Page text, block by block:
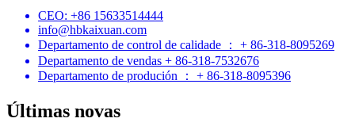
CEO: +86 15633514444
info@hbkaixuan.com
Departamento de control de calidade ： + 86-318-8095269
Departamento de vendas + 86-318-7532676
Departamento de produción ： + 86-318-8095396
Últimas novas